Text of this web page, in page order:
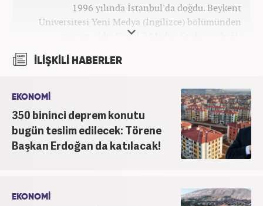
1996 yılında İstanbul'da doğdu. Beykent
Üniversitesi Yeni Medya (İngilizce) bölümünden
mezun oldu. Kanal 7 Medya Grubu'na bağlı
İLİŞKİLİ HABERLER
EKONOMİ
350 bininci deprem konutu
bugün teslim edilecek: Törene
Başkan Erdoğan da katılacak!
EKONOMİ